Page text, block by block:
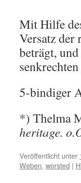
Mit Hilfe
Versatz der
beträgt,
5-bindiger
*) Thelma
heritage.
Veröffentlicht unter
Weben, worsted |